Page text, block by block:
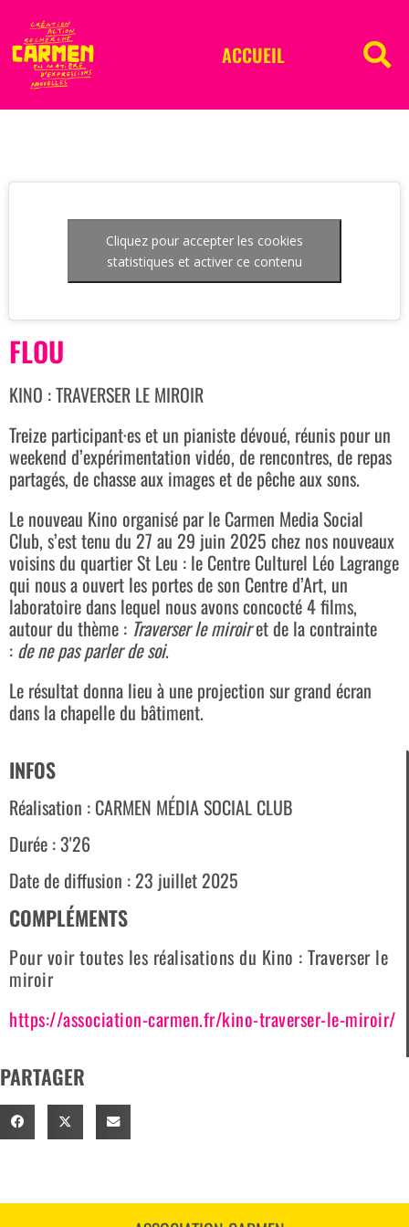
ACCUEIL
Cliquez pour accepter les cookies
statistiques et activer ce contenu
FLOU
KINO : TRAVERSER LE MIROIR
Treize participant·es et un pianiste dévoué, réunis pour un
weekend d’expérimentation vidéo, de rencontres, de repas
partagés, de chasse aux images et de pêche aux sons.
Le nouveau Kino organisé par le Carmen Media Social
Club, s’est tenu du 27 au 29 juin 2025 chez nos nouveaux
voisins du quartier St Leu : le Centre Culturel Léo Lagrange
qui nous a ouvert les portes de son Centre d’Art, un
laboratoire dans lequel nous avons concocté 4 films,
autour du thème : Traverser le miroiret de la contrainte
: de ne pas parler de soi.
Le résultat donna lieu à une projection sur grand écran
dans la chapelle du bâtiment.
INFOS
Réalisation : CARMEN MÉDIA SOCIAL CLUB
Durée : 3'26
Date de diffusion : 23 juillet 2025
COMPLÉMENTS
Pour voir toutes les réalisations du Kino : Traverser le
miroir
https://association-carmen.fr/kino-traverser-le-miroir/
PARTAGER